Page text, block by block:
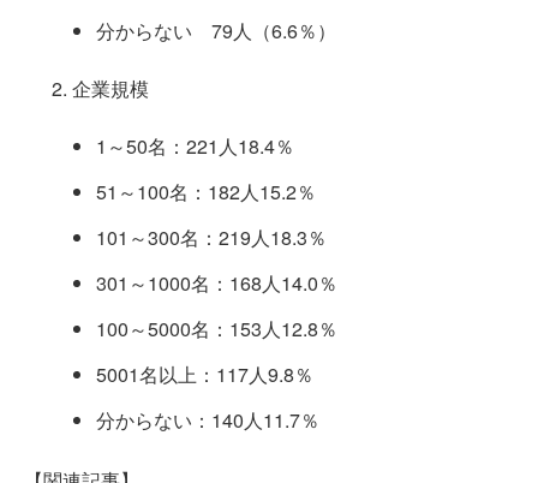
分からない 79人（6.6％）
企業規模
1～50名：221人18.4％
51～100名：182人15.2％
101～300名：219人18.3％
301～1000名：168人14.0％
100～5000名：153人12.8％
5001名以上：117人9.8％
分からない：140人11.7％